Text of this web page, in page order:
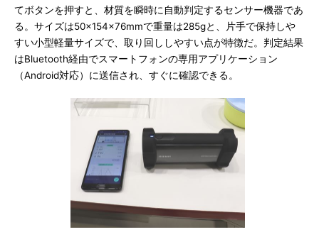
てボタンを押すと、材質を瞬時に自動判定するセンサー機器であ
る。サイズは50×154×76mmで重量は285gと、片手で保持しや
すい小型軽量サイズで、取り回ししやすい点が特徴だ。判定結果
はBluetooth経由でスマートフォンの専用アプリケーション
（Android対応）に送信され、すぐに確認できる。